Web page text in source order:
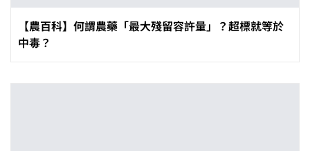
【農百科】何謂農藥「最大殘留容許量」？超標就等於
中毒？